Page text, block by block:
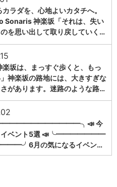
ラダを、心地よいカタチへ。
Sonaris 神楽坂「それは、失い
を思い出して取り戻していく…
楽坂は、まっすぐ歩くと、もっ
神楽坂の路地には、大きすぎな
があります。迷路のような路…
今
イベント5選 📣╰━━━━━━━
月の気になるイベン…